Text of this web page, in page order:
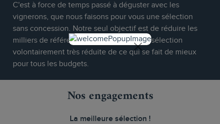
C'est à force de temps passé à déguster avec les
vignerons, que nous faisons pour vous une sélection
sans concession. Notre seul objectif est de réduire les
milliers de références disponibles à une sélection
volontairement très réduite de ce qui se fait de mieux
pour tous les budgets.
Nos engagements
La meilleure sélection !